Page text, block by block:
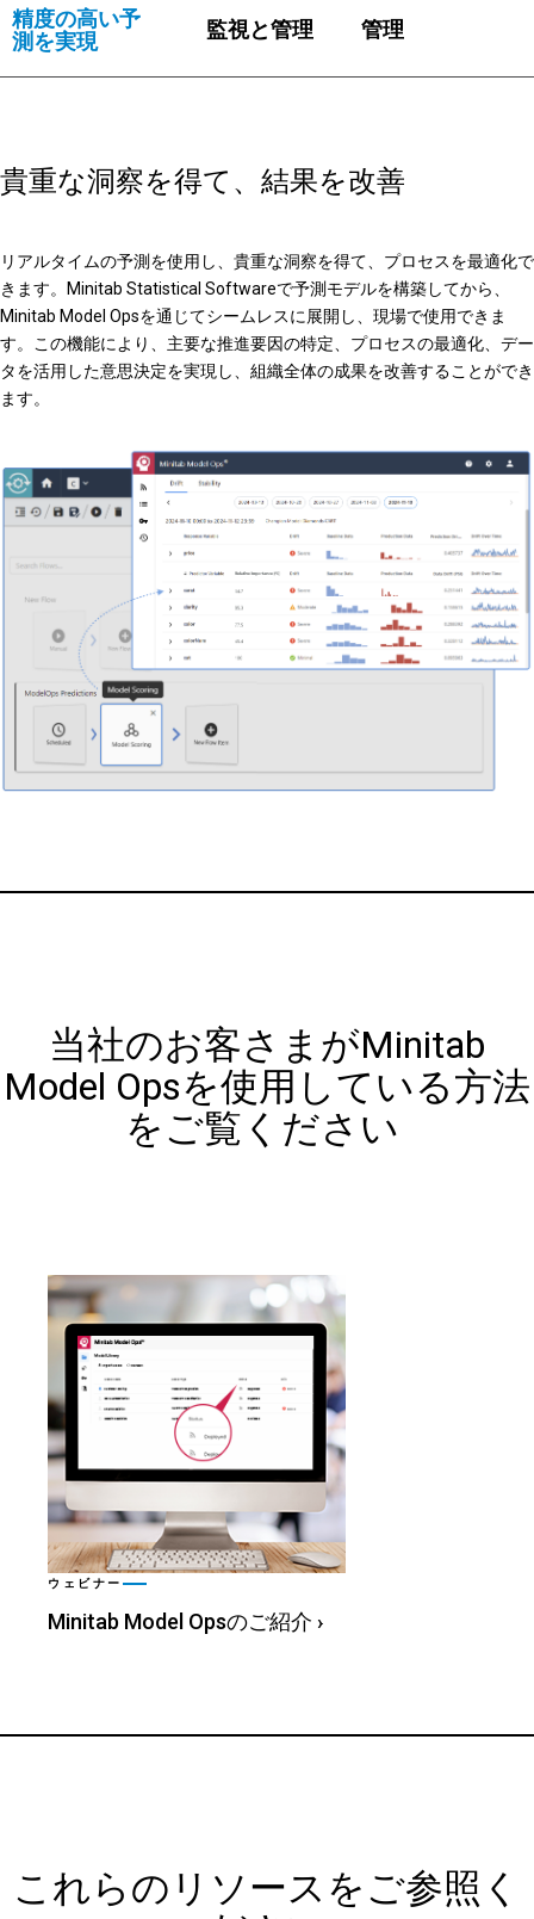
精度の高い予
測を実現
監視と管理 管理
貴重な洞察を得て、結果を改善
リアルタイムの予測を使用し、貴重な洞察を得て、プロセスを最適化で
きます。Minitab Statistical Softwareで予測モデルを構築してから、
Minitab Model Opsを通じてシームレスに展開し、現場で使用できま
す。この機能により、主要な推進要因の特定、プロセスの最適化、デー
タを活用した意思決定を実現し、組織全体の成果を改善することができ
ます。
当社のお客さまがMinitab
Model Opsを使用している方法
をご覧ください
ウェビナー
Minitab Model Opsのご紹介 ›
これらのリソースをご参照く